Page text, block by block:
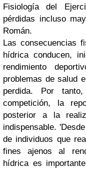
Fisiología del
pérdidas incluso
Román.
Las consecuencias
hídrica conducen,
rendimiento
problemas de salud
perdida. Por
competición, la
posterior a la
indispensable.
de individuos que
fines ajenos al
hídrica es